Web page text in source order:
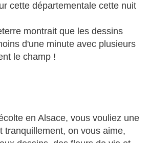
cette départementale cette nuit
montrait que les dessins
d'une minute avec plusieurs
le champ !
en Alsace, vous vouliez une
tranquillement, on vous aime,